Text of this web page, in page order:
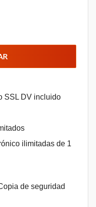
SSL DV incluido
ilimitadas de 1
de seguridad